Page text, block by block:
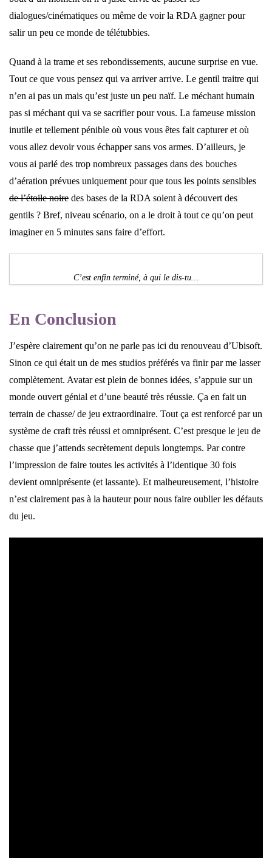
dialogues/cinématiques ou même de voir la RDA gagner pour
salir un peu ce monde de télétubbies.
Quand à la trame et ses rebondissements, aucune surprise en vue.
Tout ce que vous pensez qui va arriver arrive. Le gentil traitre qui
n’en ai pas un mais qu’est juste un peu naïf. Le méchant humain
pas si méchant qui va se sacrifier pour vous. La fameuse mission
inutile et tellement pénible où vous vous êtes fait capturer et où
vous allez devoir vous échapper sans vos armes. D’ailleurs, je
vous ai parlé des trop nombreux passages dans des bouches
d’aération prévues uniquement pour que tous les points sensibles
de l’étoile noire des bases de la RDA soient à découvert des
gentils ? Bref, niveau scénario, on a le droit à tout ce qu’on peut
imaginer en 5 minutes sans faire d’effort.
C’est enfin terminé, à qui le dis-tu…
En Conclusion
J’espère clairement qu’on ne parle pas ici du renouveau d’Ubisoft.
Sinon ce qui était un de mes studios préférés va finir par me lasser
complètement. Avatar est plein de bonnes idées, s’appuie sur un
monde ouvert génial et d’une beauté très réussie. Ça en fait un
terrain de chasse/ de jeu extraordinaire. Tout ça est renforcé par un
système de craft très réussi et omniprésent. C’est presque le jeu de
chasse que j’attends secrètement depuis longtemps. Par contre
l’impression de faire toutes les activités à l’identique 30 fois
devient omniprésente (et lassante). Et malheureusement, l’histoire
n’est clairement pas à la hauteur pour nous faire oublier les défauts
du jeu.